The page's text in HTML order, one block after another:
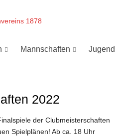
1878
Mannschaften Jugend
2022
der Clubmeisterschaften
Spielplänen! Ab ca. 18 Uhr